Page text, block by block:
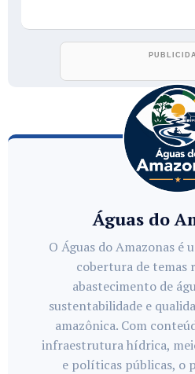
Águas do
O Águas do Amazonas é
cobertura de temas
abastecimento de
sustentabilidade e
amazônica. Com
infraestrutura hídrica,
e políticas públicas, o